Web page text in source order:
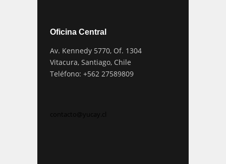
Oficina Central
Av. Kennedy 5770, Of. 1304
Vitacura, Santiago, Chile
Teléfono: +562 27589809
contacto@yucay.cl